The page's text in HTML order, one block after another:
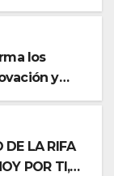
los
y
negocio
DE LA RIFA
POR TI,